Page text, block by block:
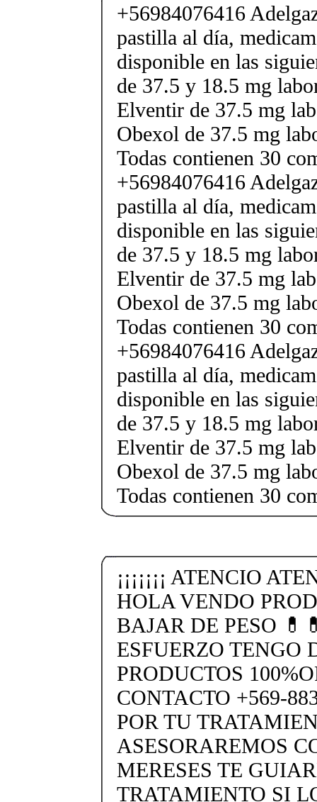
+56984076416
pastilla al día,
disponible en las
de 37.5 y 18.5 mg
Elventir de 37.5 mg
Obexol de 37.5 mg
Todas contienen 30
+56984076416
pastilla al día,
disponible en las
de 37.5 y 18.5 mg
Elventir de 37.5 mg
Obexol de 37.5 mg
Todas contienen 30
+56984076416
pastilla al día,
disponible en las
de 37.5 y 18.5 mg
Elventir de 37.5 mg
Obexol de 37.5 mg
Todas contienen 30
¡¡¡¡¡¡¡ ATENCIO
HOLA VENDO
BAJAR DE PESO
ESFUERZO TENGO
PRODUCTOS
CONTACTO +569-
POR TU
ASESORAREMOS
MERESES TE
TRATAMIENTO SI